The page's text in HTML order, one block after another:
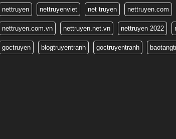
7 tháng trước
7 tháng trước
7 tháng trước
7 tháng trước
nettruyen nettruyenviet net truyen nettruyen.com
nettruyen.com.vn nettruyen.net.vn nettruyen 2022
goctruyen blogtruyentranh goctruyentranh